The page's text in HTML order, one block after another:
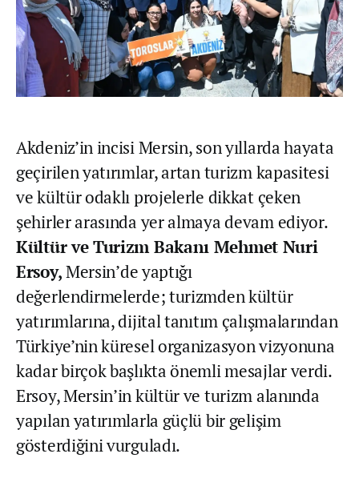
Akdeniz’in incisi Mersin, son yıllarda hayata
geçirilen yatırımlar, artan turizm kapasitesi
ve kültür odaklı projelerle dikkat çeken
şehirler arasında yer almaya devam ediyor.
Kültür ve Turizm Bakanı Mehmet Nuri
Ersoy,Mersin’de yaptığı
değerlendirmelerde; turizmden kültür
yatırımlarına, dijital tanıtım çalışmalarından
Türkiye’nin küresel organizasyon vizyonuna
kadar birçok başlıkta önemli mesajlar verdi.
Ersoy, Mersin’in kültür ve turizm alanında
yapılan yatırımlarla güçlü bir gelişim
gösterdiğini vurguladı.